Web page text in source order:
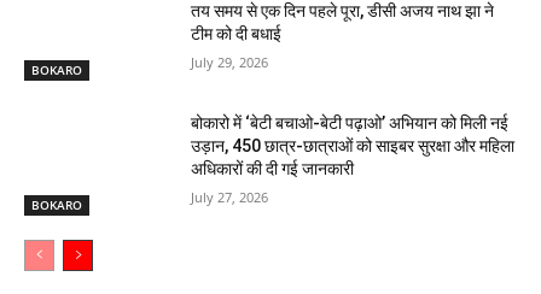
BOKARO
तय समय से एक दिन पहले पूरा, डीसी अजय नाथ झा ने
टीम को दी बधाई
July 29, 2026
BOKARO
बोकारो में ‘बेटी बचाओ-बेटी पढ़ाओ’ अभियान को मिली नई
उड़ान, 450 छात्र-छात्राओं को साइबर सुरक्षा और महिला
अधिकारों की दी गई जानकारी
July 27, 2026